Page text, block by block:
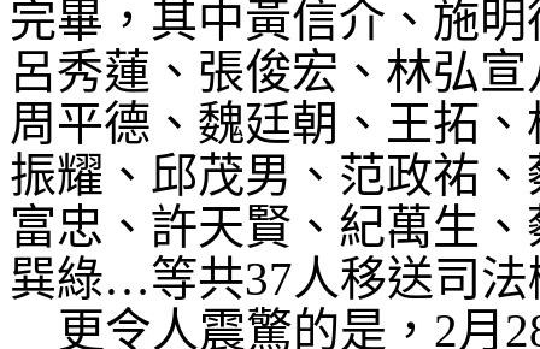
完畢，其中黃信介、施
呂秀蓮、張俊宏、林弘
周平德、魏廷朝、王拓
振耀、邱茂男、范政祐
富忠、許天賢、紀萬生
巽綠…等共37人移送司
更令人震驚的是， 2月